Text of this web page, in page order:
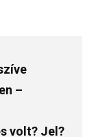
–
volt? Jel?